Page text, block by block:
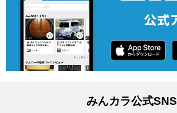
みんカラ公式SNS